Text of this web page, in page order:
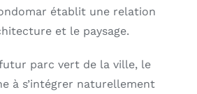
établit une relation
et le paysage.
parc vert de la ville, le
à s’intégrer naturellement